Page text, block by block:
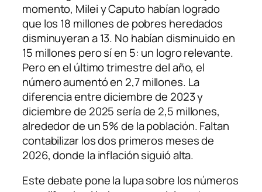
momento, Milei y Caputo habían logrado
que los 18 millones de pobres heredados
disminuyeran a 13. No habían disminuido en
15 millones pero sí en 5: un logro relevante.
Pero en el último trimestre del año, el
número aumentó en 2,7 millones. La
diferencia entre diciembre de 2023 y
diciembre de 2025 sería de 2,5 millones,
alrededor de un 5% de la población. Faltan
contabilizar los dos primeros meses de
2026, donde la inflación siguió alta.
Este debate pone la lupa sobre los números